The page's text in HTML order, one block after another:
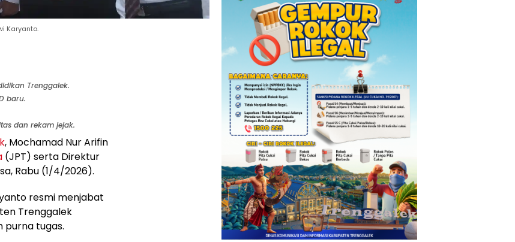
Karyanto.
Trenggalek.
baru.
dan rekam jejak.
, Mochamad Nur Arifin
(JPT) serta Direktur
Rabu (1/4/2026).
resmi menjabat
Trenggalek
purna tugas.